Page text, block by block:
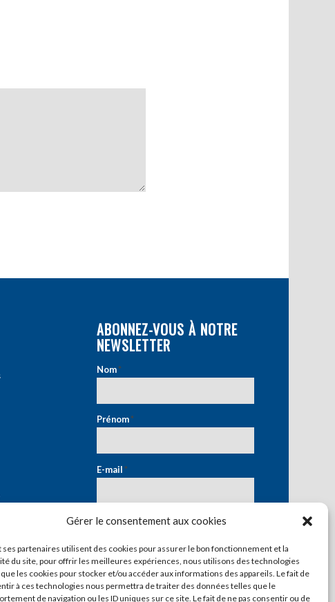
Gérer le consentement aux cookies
ses partenaires utilisent des cookies pour assurer le bon fonctionnement et la
du site, pour offrir les meilleures expériences, nous utilisons des technologies
les cookies pour stocker et/ou accéder aux informations des appareils. Le fait de
à ces technologies nous permettra de traiter des données telles que le
de navigation ou les ID uniques sur ce site. Le fait de ne pas consentir ou de
ABONNEZ-VOUS À NOTRE
NEWSLETTER
Nom*
Prénom*
E-mail*